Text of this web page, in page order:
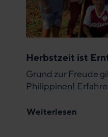
Herbstzeit ist
Grund zur Freude
Philippinen!
Weiterlesen